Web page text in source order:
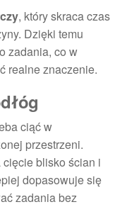
, który skraca czas
Dzięki temu
zadania, co w
realne znaczenie.
ciąć w
przestrzeni.
blisko ścian i
dopasowuje się
zadania bez